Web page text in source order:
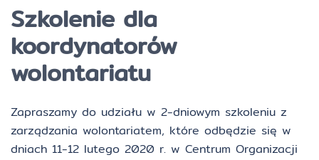
Szkolenie dla
koordynatorów
wolontariatu
Zapraszamy do udziału w 2-dniowym szkoleniu z
zarządzania wolontariatem, które odbędzie się w
dniach 11-12 lutego 2020 r. w Centrum Organizacji